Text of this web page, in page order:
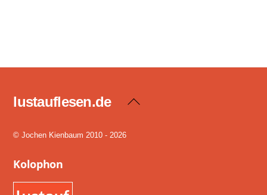
Back
lustauflesen.de
© Jochen Kienbaum 2010 - 2026
Kolophon